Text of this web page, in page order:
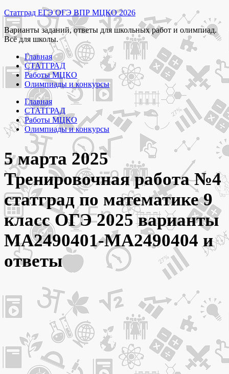
Перейти
к
содержимому
Статград ЕГЭ ОГЭ ВПР МЦКО 2026
Варианты заданий, ответы для школьных работ и олимпиад.
Всё для школы.
Главная
СТАТГРАД
Работы МЦКО
Олимпиады и конкурсы
Главная
СТАТГРАД
Работы МЦКО
Олимпиады и конкурсы
5 марта 2025
Тренировочная работа №4
статград по математике 9
класс ОГЭ 2025 варианты
МА2490401-МА2490404 и
ответы